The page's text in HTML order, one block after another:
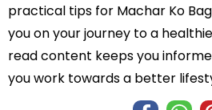
practical tips for Machar Ko
you on your journey to a
read content keeps you
you work towards a better